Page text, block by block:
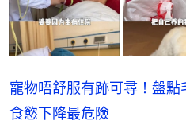
寵物唔舒服有跡可尋！盤
食慾下降最危險